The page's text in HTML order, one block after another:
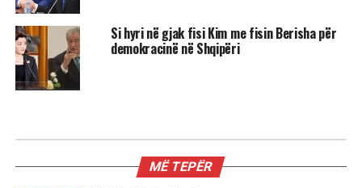
Si hyri në gjak fisi Kim me fisin Berisha për
demokracinë në Shqipëri